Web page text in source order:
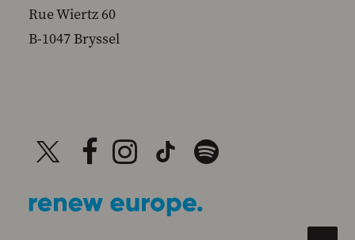
Rue Wiertz 60
B-1047 Bryssel